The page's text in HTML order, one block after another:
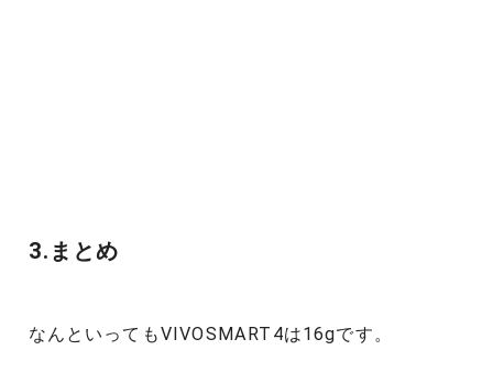
3.まとめ
なんといってもVIVOSMART4は16gです。